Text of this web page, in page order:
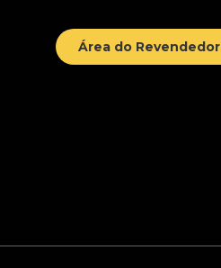
Área do Revendedor